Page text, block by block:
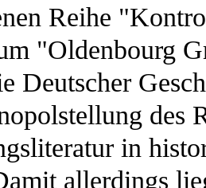
Reihe
"Oldenbourg
Deutscher
des
in
allerdings